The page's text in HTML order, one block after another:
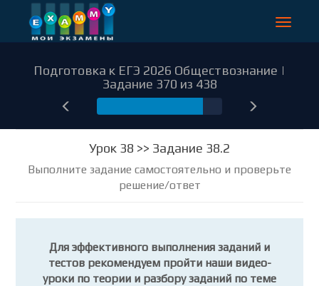
Toggle
Подготовка к ЕГЭ 2026 Обществознание |
Задание 370 из 438
Урок 38 >> Задание 38.2
Выполните задание самостоятельно и проверьте
решение/ответ
Для эффективного выполнения заданий и
тестов рекомендуем пройти наши видео-
уроки по теории и разбору заданий по теме